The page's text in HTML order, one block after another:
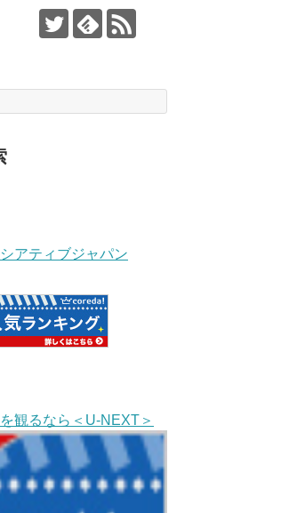
アティブジャパン
観るなら＜U-NEXT＞